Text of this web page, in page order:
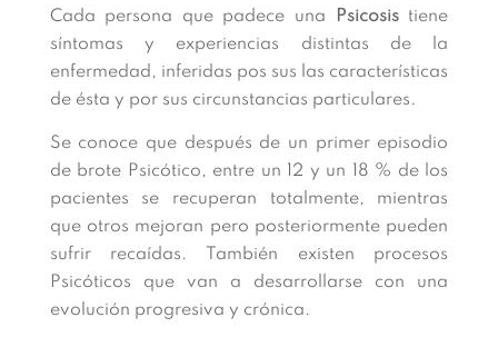
Cada persona que padece una Psicosistiene
síntomas y experiencias distintas de la
enfermedad, inferidas pos sus las características
de ésta y por sus circunstancias particulares.
Se conoce que después de un primer episodio
de brote Psicótico, entre un 12 y un 18 % de los
pacientes se recuperan totalmente, mientras
que otros mejoran pero posteriormente pueden
sufrir recaídas. También existen procesos
Psicóticos que van a desarrollarse con una
evolución progresiva y crónica.